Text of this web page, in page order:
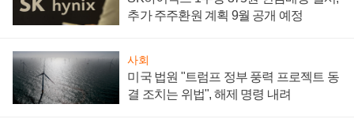
추가 주주환원 계획 9월 공개 예정
사회
미국 법원 "트럼프 정부 풍력 프로젝트 동
결 조치는 위법", 해제 명령 내려